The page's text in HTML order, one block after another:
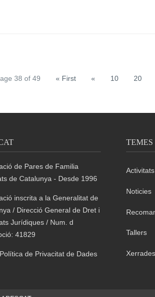
38 of 49 « First « 10 20
de Pares de Familia
de Catalunya - Desde 1996
inscrita a la Generalitat de
/ Direcció General de Dret i
Jurídiques / Num. d
41829
de Privacitat de Dades
TEMES
Activitats
Noticies
Tallers
Xerrades